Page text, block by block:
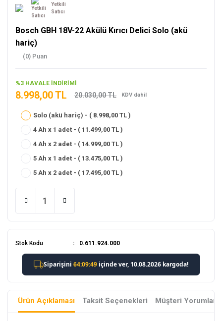
Stok Kodu 0.611.924.000
Yetkili
Satıcı
Bosch GBH 18V-22 Akülü Kırıcı Delici Solo (akü
hariç)
(0) Puan
%3 HAVALE İNDİRİMİ
8.998,00 TL 20.030,00 TL KDV dahil
Solo (akü hariç) - ( 8.998,00 TL )
4 Ah x 1 adet - ( 11.499,00 TL )
4 Ah x 2 adet - ( 14.999,00 TL )
5 Ah x 1 adet - ( 13.475,00 TL )
5 Ah x 2 adet - ( 17.495,00 TL )
Ürün Açıklaması Taksit Seçenekleri Müşteri Yorumları